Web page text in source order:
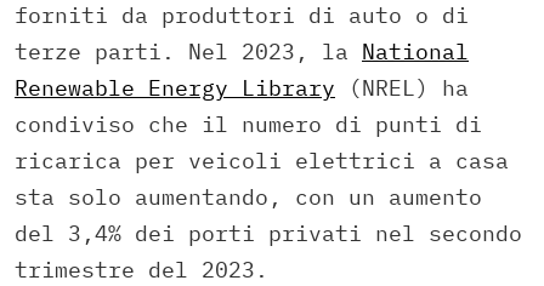
forniti da produttori di auto o di
terze parti. Nel 2023, la National
Renewable Energy Library (NREL) ha
condiviso che il numero di punti di
ricarica per veicoli elettrici a casa
sta solo aumentando, con un aumento
del 3,4% dei porti privati nel secondo
trimestre del 2023.